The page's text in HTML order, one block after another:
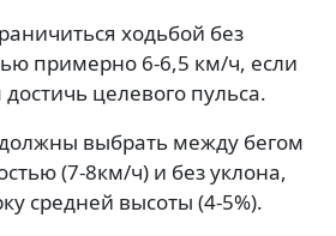
ходьбой без
примерно 6-6,5 км/ч, если
целевого пульса.
выбрать между бегом
(7-8км/ч) и без уклона,
средней высоты (4-5%).